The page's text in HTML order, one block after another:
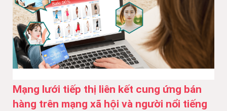
Mạng lưới tiếp thị liên kết cung ứng bán
hàng trên mạng xã hội và người nổi tiếng